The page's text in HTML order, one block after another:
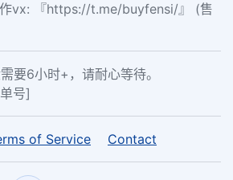
vx: 『https://t.me/buyfensi/』 (售
要6小时+，请耐心等待。
号]
of Service Contact